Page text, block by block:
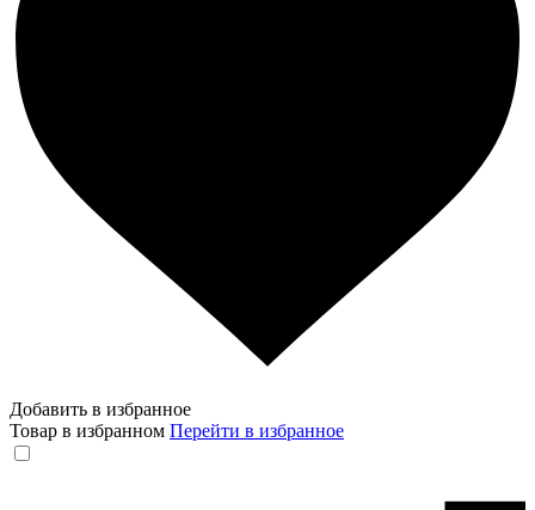
Добавить в избранное
Товар в избранном Перейти в избранное